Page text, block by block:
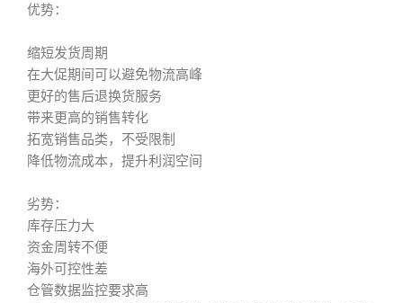
优势：
缩短发货周期
在大促期间可以避免物流高峰
更好的售后退换货服务
带来更高的销售转化
拓宽销售品类，不受限制
降低物流成本，提升利润空间
劣势：
库存压力大
资金周转不便
海外可控性差
仓管数据监控要求高